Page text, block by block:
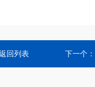
回列表 下一个：